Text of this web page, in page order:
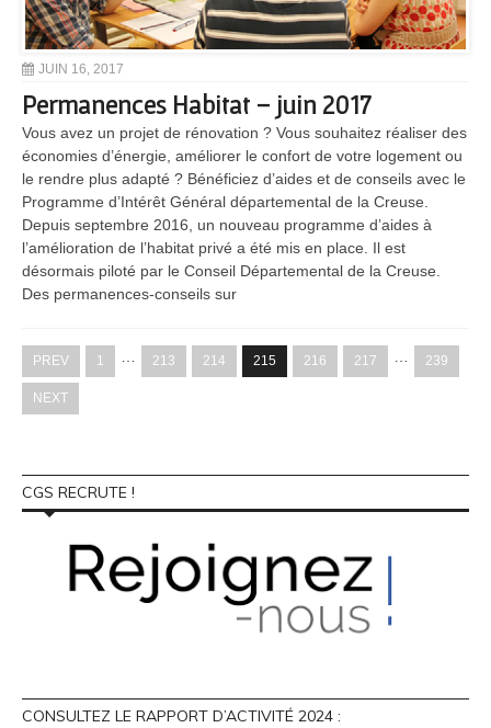
JUIN 16, 2017
Permanences Habitat – juin 2017
Vous avez un projet de rénovation ? Vous souhaitez réaliser des
économies d’énergie, améliorer le confort de votre logement ou
le rendre plus adapté ? Bénéficiez d’aides et de conseils avec le
Programme d’Intérêt Général départemental de la Creuse.
Depuis septembre 2016, un nouveau programme d’aides à
l’amélioration de l’habitat privé a été mis en place. Il est
désormais piloté par le Conseil Départemental de la Creuse.
Des permanences-conseils sur
PREV 1 213 214 215 216 217 239
NEXT
CGS RECRUTE !
CONSULTEZ LE RAPPORT D’ACTIVITÉ 2024 :